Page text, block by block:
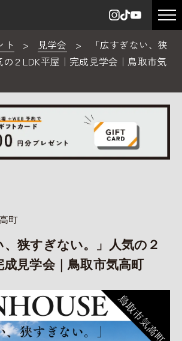
ト > 見学会 >
「広すぎない、狭
２LDK平屋｜完成見学会｜鳥取市気
町
、狭すぎない。」人気の２
見学会｜鳥取市気高町